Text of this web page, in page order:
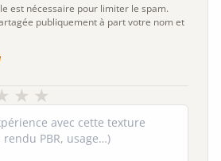
est nécessaire pour limiter le spam.
publiquement à part votre nom et
★
★